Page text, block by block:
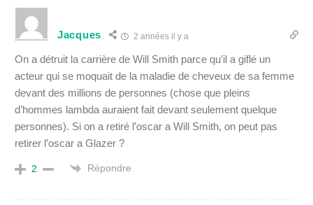
Jacques 2 années il y a
On a détruit la carrière de Will Smith parce qu’il a giflé un
acteur qui se moquait de la maladie de cheveux de sa femme
devant des millions de personnes (chose que pleins
d’hommes lambda auraient fait devant seulement quelque
personnes). Si on a retiré l’oscar a Will Smith, on peut pas
retirer l’oscar a Glazer ?
2 Répondre